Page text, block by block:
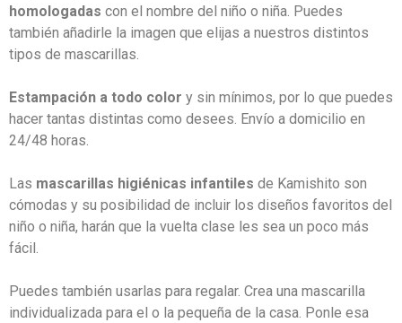
homologadas con el nombre del niño o niña. Puedes
también añadirle la imagen que elijas a nuestros distintos
tipos de mascarillas.
Estampación a todo color y sin mínimos, por lo que puedes
hacer tantas distintas como desees. Envío a domicilio en
24/48 horas.
Las mascarillas higiénicas infantiles de Kamishito son
cómodas y su posibilidad de incluir los diseños favoritos del
niño o niña, harán que la vuelta clase les sea un poco más
fácil.
Puedes también usarlas para regalar. Crea una mascarilla
individualizada para el o la pequeña de la casa. Ponle esa